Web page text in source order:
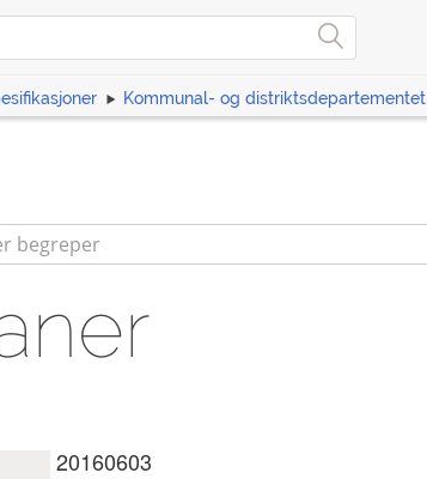
Kommunal- og distriktsdepartementet
20160603